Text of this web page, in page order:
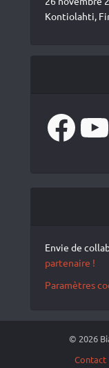
Kontiolahti,
Facebook
Envie de
partenaire !
Paramètres
© 2026
Contact